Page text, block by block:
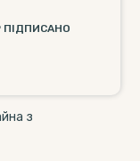
ПІДПИСАНО
з